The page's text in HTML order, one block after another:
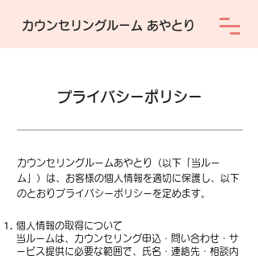
カウンセリングルーム あやとり
プライバシーポリシー
カウンセリングルームあやとり（以下「当ルー
ム」）は、お客様の個人情報を適切に保護し、以下
のとおりプライバシーポリシーを定めます。
個人情報の取得について
当ルームは、カウンセリング申込・問い合わせ・サ
ービス提供に必要な範囲で、氏名・連絡先・相談内